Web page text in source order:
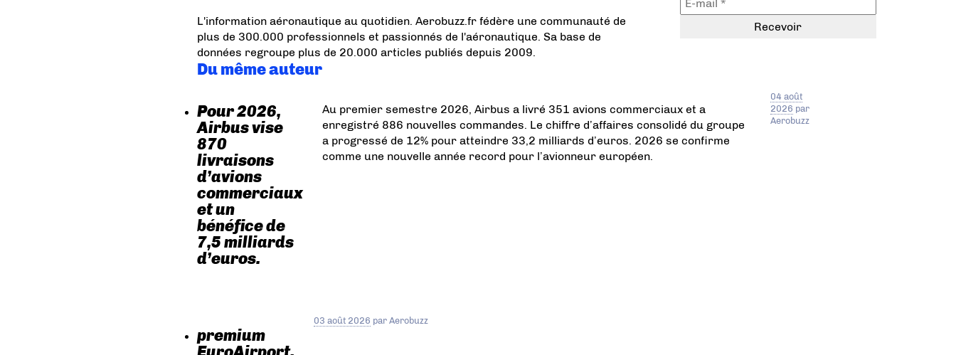
L'information aéronautique au quotidien. Aerobuzz.fr fédère une communauté de
plus de 300.000 professionnels et passionnés de l'aéronautique. Sa base de
données regroupe plus de 20.000 articles publiés depuis 2009.
Du même auteur
Pour 2026,
Airbus vise
870
livraisons
d’avions
commerciaux
et un
bénéfice de
7,5 milliards
d’euros.
Au premier semestre 2026, Airbus a livré 351 avions commerciaux et a
enregistré 886 nouvelles commandes. Le chiffre d’affaires consolidé du groupe
a progressé de 12% pour atteindre 33,2 milliards d’euros. 2026 se confirme
comme une nouvelle année record pour l’avionneur européen.
04 août
2026 par
Aerobuzz
premium
03 août 2026 par Aerobuzz